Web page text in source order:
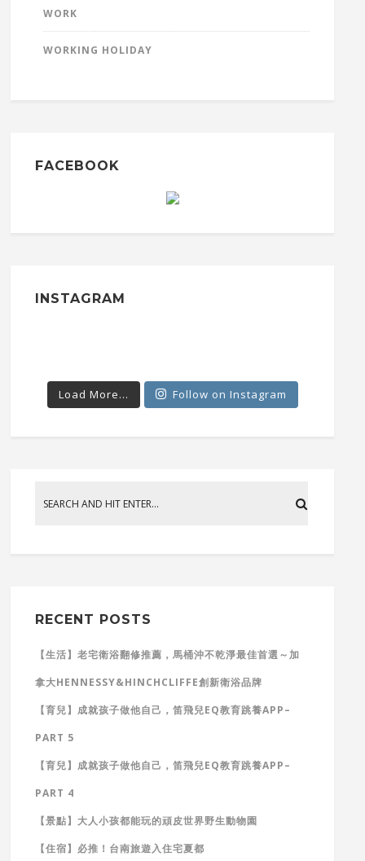
WORK
WORKING HOLIDAY
FACEBOOK
INSTAGRAM
Load More... Follow on Instagram
RECENT POSTS
【生活】老宅衛浴翻修推薦，馬桶沖不乾淨最佳首選～加
拿大HENNESSY&HINCHCLIFFE創新衛浴品牌
【育兒】成就孩子做他自己，笛飛兒EQ教育跳養APP–
PART 5
【育兒】成就孩子做他自己，笛飛兒EQ教育跳養APP–
PART 4
【景點】大人小孩都能玩的頑皮世界野生動物園
【住宿】必推！台南旅遊入住宅夏都